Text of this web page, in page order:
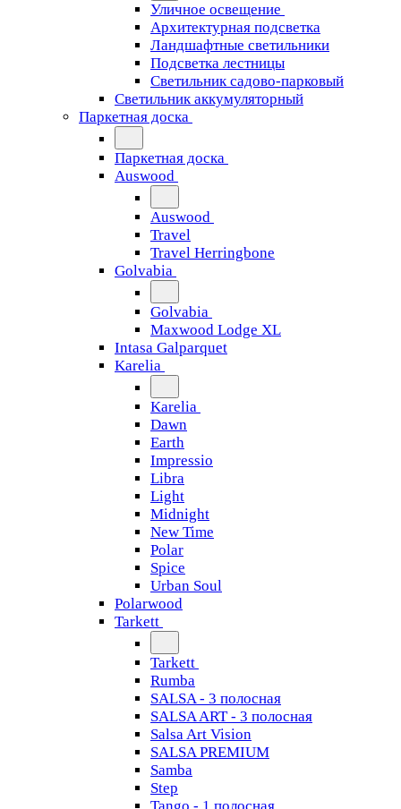
Уличное освещение
Архитектурная подсветка
Ландшафтные светильники
Подсветка лестницы
Светильник садово-парковый
Светильник аккумуляторный
Паркетная доска
Паркетная доска
Auswood
Auswood
Travel
Travel Herringbone
Golvabia
Golvabia
Maxwood Lodge XL
Intasa Galparquet
Karelia
Karelia
Dawn
Earth
Impressio
Libra
Light
Midnight
New Time
Polar
Spice
Urban Soul
Polarwood
Tarkett
Tarkett
Rumba
SALSA - 3 полосная
SALSA ART - 3 полосная
Salsa Art Vision
SALSA PREMIUM
Samba
Step